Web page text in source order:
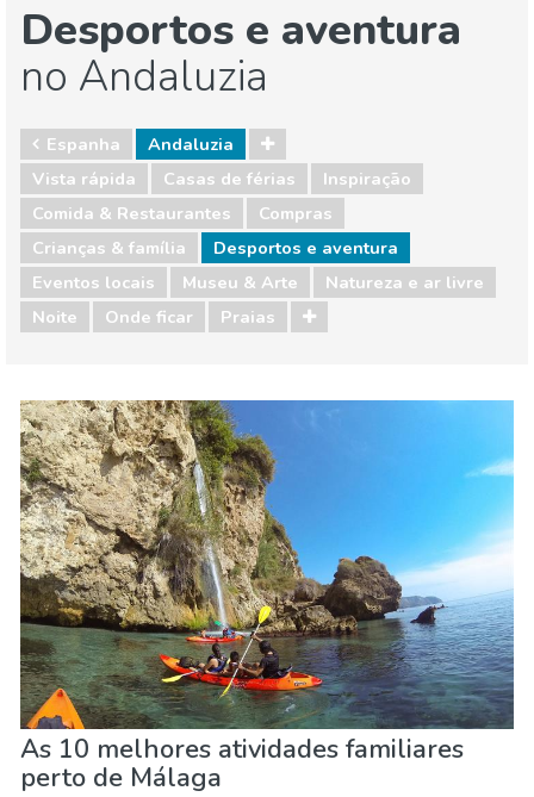
Desportos e aventura
no Andaluzia
Espanha
Andaluzia
Vista rápida
Casas de férias
Inspiração
Comida & Restaurantes
Compras
Crianças & família
Desportos e aventura
Eventos locais
Museu & Arte
Natureza e ar livre
Noite
Onde ficar Praias
Comida & Restaurantes
Crianças & família
Desportos e aventura
Eventos locais
Museu & Arte
Noite
Onde ficar Praias
As 10 melhores atividades familiares
perto de Málaga